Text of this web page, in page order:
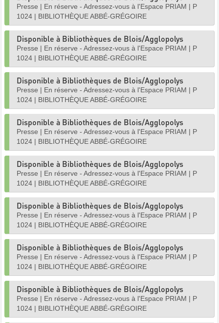
Presse | En réserve - Adressez-vous à l'Espace PRIAM | P
1024 | BIBLIOTHÈQUE ABBÉ-GRÉGOIRE
Disponible à Bibliothèques de Blois/Agglopolys
Presse | En réserve - Adressez-vous à l'Espace PRIAM | P
1024 | BIBLIOTHÈQUE ABBÉ-GRÉGOIRE
Disponible à Bibliothèques de Blois/Agglopolys
Presse | En réserve - Adressez-vous à l'Espace PRIAM | P
1024 | BIBLIOTHÈQUE ABBÉ-GRÉGOIRE
Disponible à Bibliothèques de Blois/Agglopolys
Presse | En réserve - Adressez-vous à l'Espace PRIAM | P
1024 | BIBLIOTHÈQUE ABBÉ-GRÉGOIRE
Disponible à Bibliothèques de Blois/Agglopolys
Presse | En réserve - Adressez-vous à l'Espace PRIAM | P
1024 | BIBLIOTHÈQUE ABBÉ-GRÉGOIRE
Disponible à Bibliothèques de Blois/Agglopolys
Presse | En réserve - Adressez-vous à l'Espace PRIAM | P
1024 | BIBLIOTHÈQUE ABBÉ-GRÉGOIRE
Disponible à Bibliothèques de Blois/Agglopolys
Presse | En réserve - Adressez-vous à l'Espace PRIAM | P
1024 | BIBLIOTHÈQUE ABBÉ-GRÉGOIRE
Disponible à Bibliothèques de Blois/Agglopolys
Presse | En réserve - Adressez-vous à l'Espace PRIAM | P
1024 | BIBLIOTHÈQUE ABBÉ-GRÉGOIRE